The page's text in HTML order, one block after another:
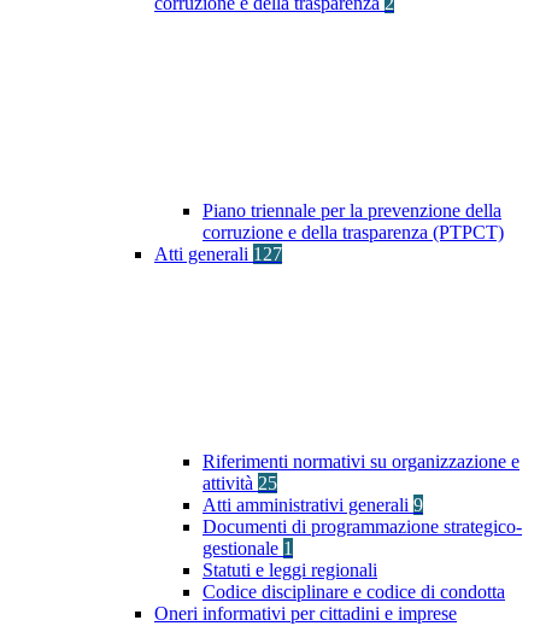
Piano triennale per la prevenzione della
corruzione e della trasparenza (PTPCT)
Atti generali 127
Riferimenti normativi su organizzazione e
attività 25
Atti amministrativi generali 9
Documenti di programmazione strategico-
gestionale 1
Statuti e leggi regionali
Codice disciplinare e codice di condotta
Oneri informativi per cittadini e imprese